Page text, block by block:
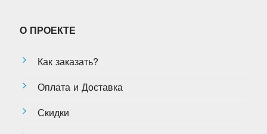
О ПРОЕКТЕ
Как заказать?
Оплата и Доставка
Скидки